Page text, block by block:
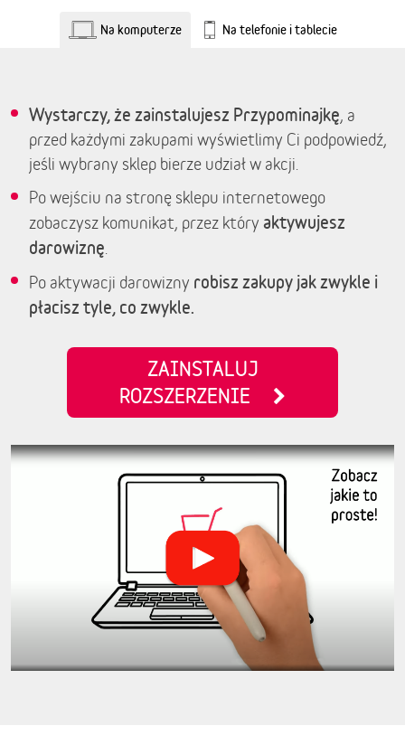
Na komputerze Na telefonie i tablecie
Wystarczy, że zainstalujesz Przypominajkę, a
przed każdymi zakupami wyświetlimy Ci podpowiedź,
jeśli wybrany sklep bierze udział w akcji.
Po wejściu na stronę sklepu internetowego
zobaczysz komunikat, przez który aktywujesz
darowiznę
Po aktywacji darowizny robisz zakupy jak zwykle i
płacisz tyle, co zwykle.
ZAINSTALUJ
ROZSZERZENIE